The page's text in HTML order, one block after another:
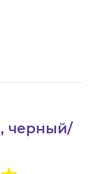
черный/